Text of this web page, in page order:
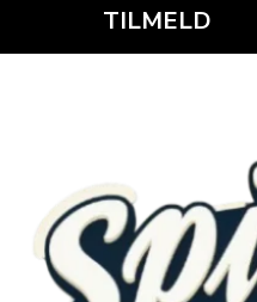
TILMELD